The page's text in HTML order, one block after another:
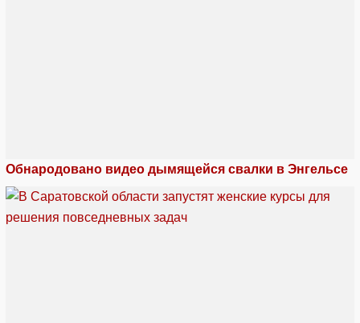
Обнародовано видео дымящейся свалки в Энгельсе